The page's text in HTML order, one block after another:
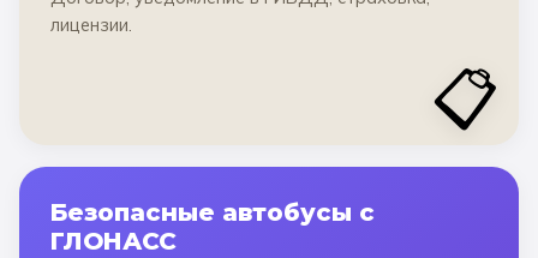
лицензии.
📋
Безопасные автобусы с
ГЛОНАСС